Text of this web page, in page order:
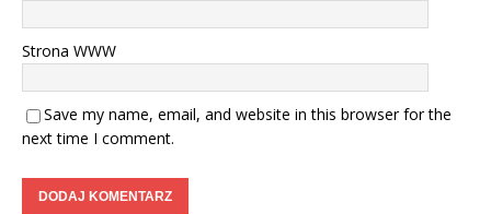
Strona WWW
Save my name, email, and website in this browser for the
next time I comment.